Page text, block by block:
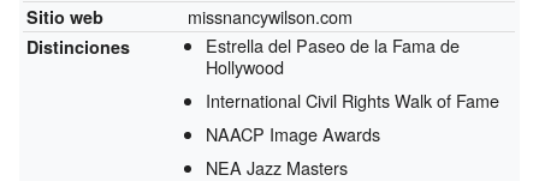
Sitio web missnancywilson.com
Distinciones
Estrella del Paseo de la Fama de
Hollywood
International Civil Rights Walk of Fame
NAACP Image Awards
NEA Jazz Masters